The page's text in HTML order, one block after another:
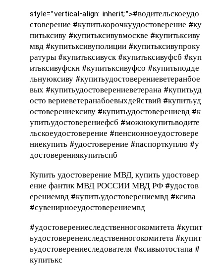
style="vertical-align: inherit;">#водительскоеудо
стоверение #купитькорочкуудостоверение #ку
питьксиву #купитьксивувмоскве #купитьксиву
мвд #купитьксивуполиции #купитьксивупроку
ратуры #купитьксивуск #купитьксивуфсб #куп
итьксивуфскн #купитьксивуфсо #купитьподде
льнуюксиву #купитьудостоверениеветеранбое
вых #купитьудостоверениеветерана #купитьуд
осто вериеветеранабоевыхдействий #купитьуд
остоверениексиву #купитьудостоверениевд #к
упитьудостоверениефсб #можнокупитьводите
льскоеудостоверение #пенсионноеудостовере
ниекупить #удостоверение #паспорткуплю #у
достоверениякупитьспб
Купить удостоверение МВД, купить удостовер
ение фантик МВД РОССИИ МВД РФ #удостов
ерениемвд #купитьудостоверениемвд #ксива
#сувенирноеудостоверениемвд
#удостоверениеследственногокомитета #купит
ьудостоверенеиследственногокомитета #купит
ьудостоверениеследователя #ксивыотостапа #
купитькс